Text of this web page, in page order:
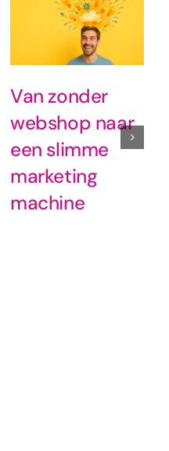
Van zonder
webshop naar
een slimme
marketing
machine